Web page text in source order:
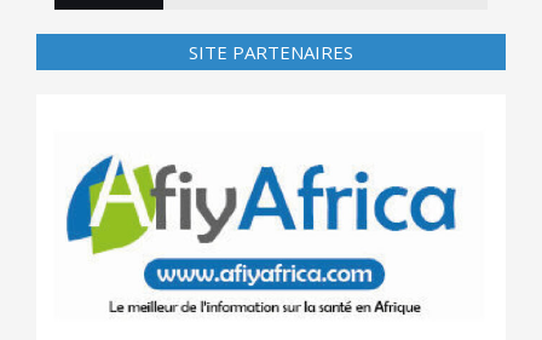
SITE PARTENAIRES